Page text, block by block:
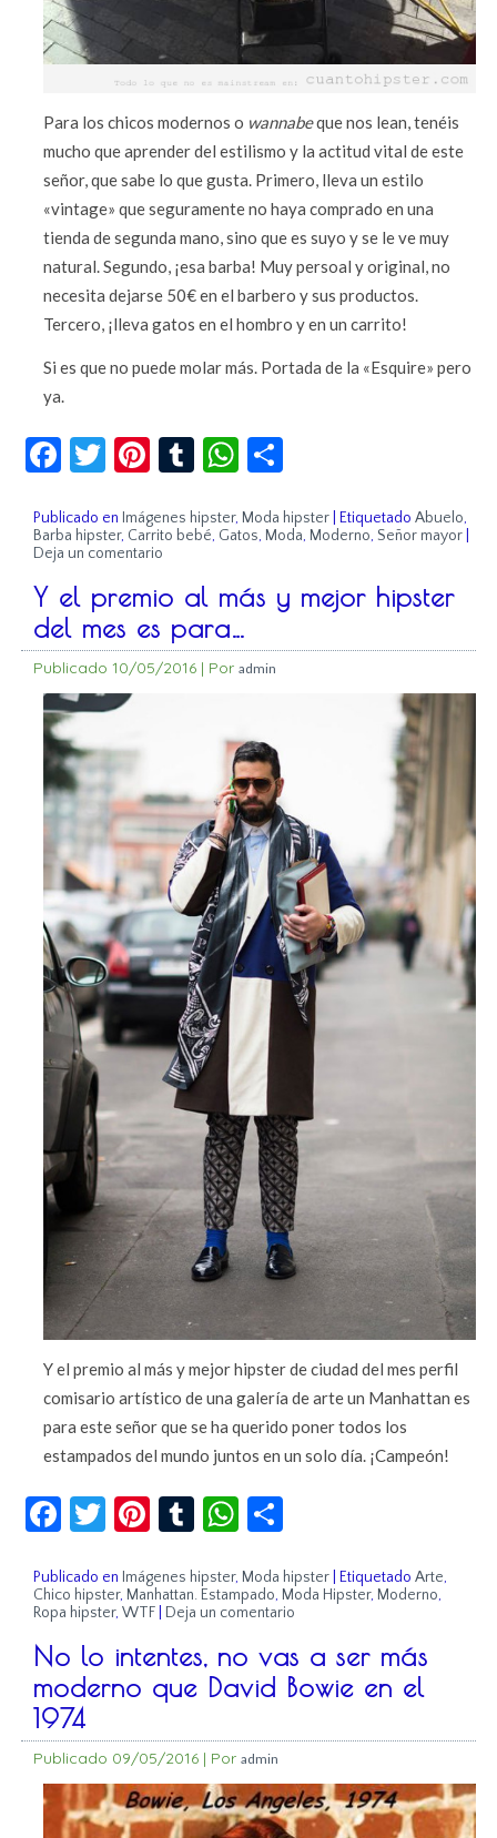
Para los chicos modernos o wannabeque nos lean, tenéis
mucho que aprender del estilismo y la actitud vital de este
señor, que sabe lo que gusta. Primero, lleva un estilo
«vintage» que seguramente no haya comprado en una
tienda de segunda mano, sino que es suyo y se le ve muy
natural. Segundo, ¡esa barba! Muy persoal y original, no
necesita dejarse 50€ en el barbero y sus productos.
Tercero, ¡lleva gatos en el hombro y en un carrito!
Si es que no puede molar más. Portada de la «Esquire» pero
ya.
Facebook
Twitter
Pinterest
TumblrWhatsApp
Publicado en Imágenes hipster, Moda hipster Etiquetado Abuelo,
Barba hipster, Carrito bebé, Gatos, Moda, Moderno, Señor mayor
Deja un comentario
Y el premio al más y mejor hipster
del mes es para…
Publicado 10/05/2016 | Por admin
Y el premio al más y mejor hipster de ciudad del mes perfil
comisario artístico de una galería de arte un Manhattan es
para este señor que se ha querido poner todos los
estampados del mundo juntos en un solo día. ¡Campeón!
Facebook
Twitter
Pinterest
TumblrWhatsApp
Publicado en Imágenes hipster, Moda hipster |Etiquetado Arte,
Chico hipster, Manhattan. Estampado, Moda Hipster, Moderno,
Ropa hipster,WTF Deja un comentario
No lo intentes, no vas a ser más
moderno que David Bowie en el
1974
Publicado 09/05/2016 | Por admin